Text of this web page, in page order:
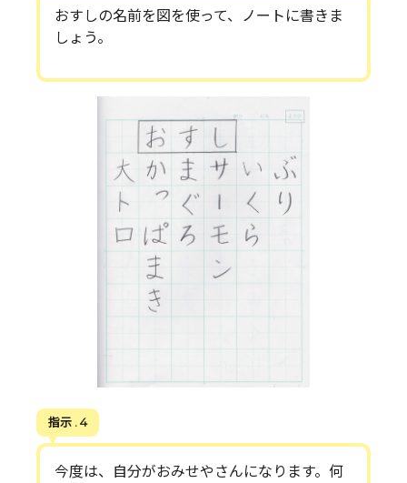
おすしの名前を図を使って、ノートに書きま
しょう。
指示 . 4
今度は、自分がおみせやさんになります。何